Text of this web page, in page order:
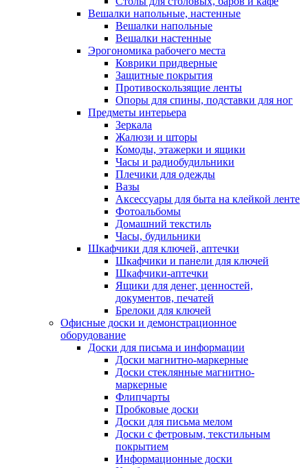
Вешалки напольные, настенные
Вешалки напольные
Вешалки настенные
Эрогономика рабочего места
Коврики придверные
Защитные покрытия
Противоскользящие ленты
Опоры для спины, подставки для ног
Предметы интерьера
Зеркала
Жалюзи и шторы
Комоды, этажерки и ящики
Часы и радиобудильники
Плечики для одежды
Вазы
Аксессуары для быта на клейкой ленте
Фотоальбомы
Домашний текстиль
Часы, будильники
Шкафчики для ключей, аптечки
Шкафчики и панели для ключей
Шкафчики-аптечки
Ящики для денег, ценностей,
документов, печатей
Брелоки для ключей
Офисные доски и демонстрационное
оборудование
Доски для письма и информации
Доски магнитно-маркерные
Доски стеклянные магнитно-
маркерные
Флипчарты
Пробковые доски
Доски для письма мелом
Доски с фетровым, текстильным
покрытием
Информационные доски